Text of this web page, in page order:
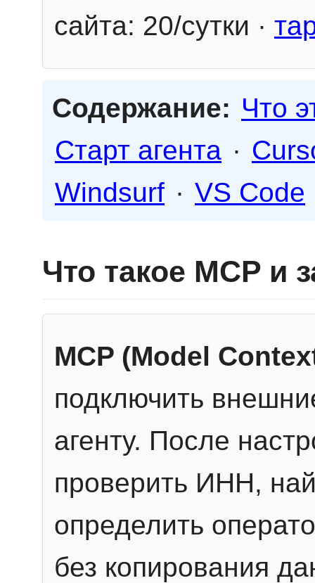
сайта: 20/сутки ·
Содержание: Что
Старт агента ·
Windsurf · VS Code
Что такое MCP и
MCP (Model
подключить
агенту. После
проверить ИНН,
определить
без копирования